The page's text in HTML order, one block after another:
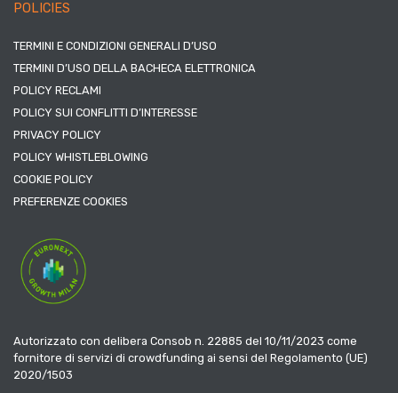
POLICIES
TERMINI E CONDIZIONI GENERALI D’USO
TERMINI D’USO DELLA BACHECA ELETTRONICA
POLICY RECLAMI
POLICY SUI CONFLITTI D’INTERESSE
PRIVACY POLICY
POLICY WHISTLEBLOWING
COOKIE POLICY
PREFERENZE COOKIES
Autorizzato con delibera Consob n. 22885 del 10/11/2023 come
fornitore di servizi di crowdfunding ai sensi del Regolamento (UE)
2020/1503